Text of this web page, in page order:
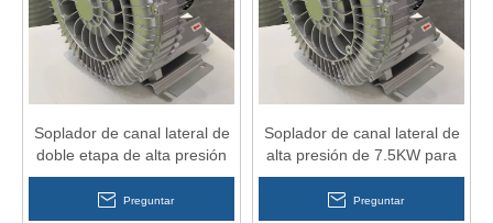
Soplador de canal lateral de
doble etapa de alta presión
7HP para máquina de
prendas de vestir
Preguntar
Soplador de canal lateral de
alta presión de 7.5KW para
la industria de protección
ambiental
Preguntar